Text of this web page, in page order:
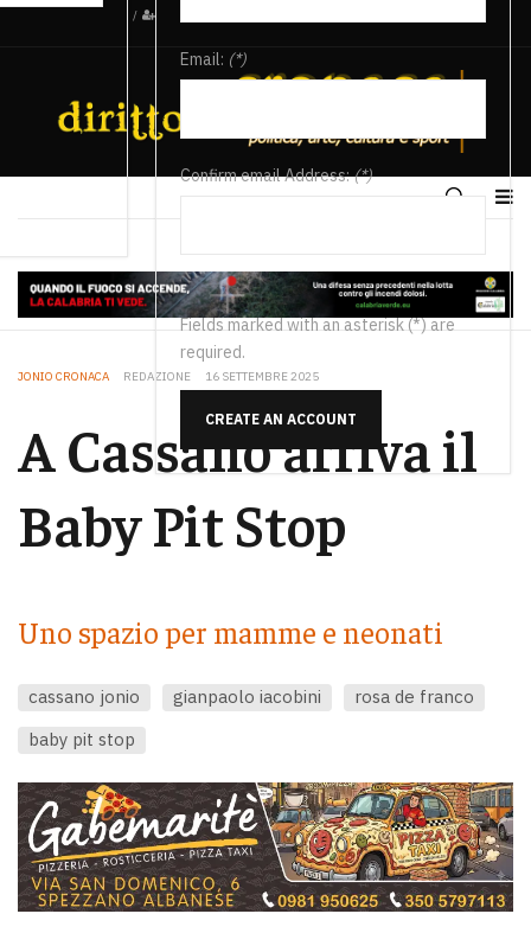
/
Email: (*)
Confirm email Address:(*)
Fields marked with an asterisk (*) are
required.
CREATE AN ACCOUNT
JONIO CRONACA REDAZIONE 16 SETTEMBRE 2025
A Cassano arriva il
Baby Pit Stop
Uno spazio per mamme e neonati
cassano jonio gianpaolo iacobini
rosa de franco
baby pit stop